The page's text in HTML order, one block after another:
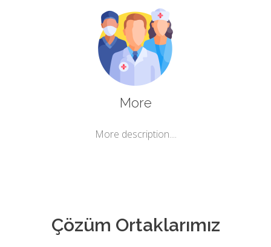
More
More description....
Çözüm Ortaklarımız